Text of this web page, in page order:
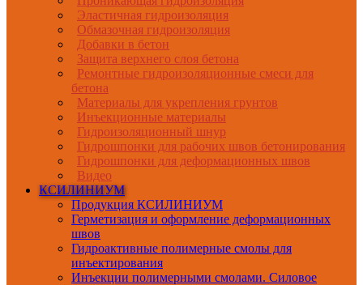
Эластичная гидроизоляция
Обмазочная гидроизоляция
Добавки в бетон
Защита верхнего слоя бетона
Ремонтные гидроизоляционные смеси для
бетона
Материалы для укрепления грунтов
Инъекционные материалы
Гидроизоляционный шнур
Гидрошпонки для рабочих швов бетонирования
Гидрошпонки для деформационных швов
Видео
КСИЛИНИУМ
Продукция КСИЛИНИУМ
Герметизация и оформление деформационных
швов
Гидроактивные полимерные смолы для
инъектирования
Инъекции полимерными смолами. Силовое